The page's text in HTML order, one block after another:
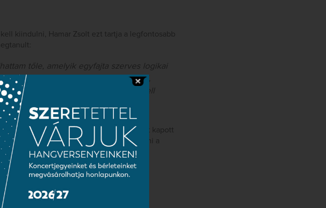
kiindulni, Hamar Zsolt ezt tartja a legfontosabb
tőle, amelyik egyfajta szerves logikai
mindig a zeneszerzői akaratból kell,
megkísértő hiúságot vissza kell
Domonkos személyében egy olyan társat kapott
és képes lesz egységként működtetni a